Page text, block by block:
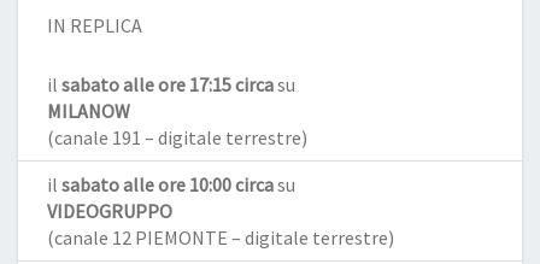
IN REPLICA
il sabato alle ore 17:15 circasu
MILANOW
(canale 191 – digitale terrestre)
il sabato alle ore 10:00 circasu
VIDEOGRUPPO
(canale 12 PIEMONTE – digitale terrestre)